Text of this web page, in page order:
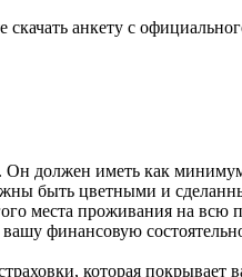
анкету с
должен иметь как
быть цветными и
места проживания на
финансовую
которая